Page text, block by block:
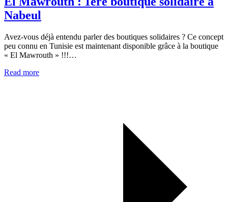
Nabeul
Avez-vous déjà entendu parler des boutiques solidaires ? Ce concept
peu connu en Tunisie est maintenant disponible grâce à la boutique
« El Mawrouth » !!!…
Read more